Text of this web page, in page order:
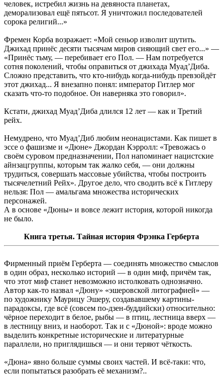
человек, истребил жизнь на девяноста планетах,
деморализовал ещё пятьсот. Я уничтожил последователей
сорока религий...»
Фремен Корба возражает: «Мой сеньор изволит шутить.
Джихад принёс десяти тысячам миров сияющий свет его...» —
«Принёс тьму, — перебивает его Пол. — Нам потребуется
сотня поколений, чтобы оправиться от джихада Муад’Диба.
Сложно представить, что кто-нибудь когда-нибудь превзойдёт
этот джихад... Я внезапно понял: император Гитлер мог
сказать что-то подобное. Он наверняка это говорил».
Кстати, джихад Муад’Диба длился 12 лет — как и Третий
рейх.
Немудрено, что Муад’Диб любим неонацистами. Как пишет в
эссе о фашизме и «Дюне» Джордан Кэрролл: «Тревожась о
своём суровом предназначении, Пол напоминает нацистские
айнзацгруппы, которым так жалко себя, — они должны
трудиться, совершать массовые убийства, чтобы построить
тысячелетний Рейх». Другое дело, что сводить всё к Гитлеру
нельзя: Пол — амальгама множества исторических
персонажей.
А в основе «Дюны» и вовсе лежит история, которой никогда
не было.
Книга третья. Тайная история Фрэнка Герберта
Фирменный приём Герберта — соединять множество смыслов
в один образ, несколько историй — в один миф, причём так,
что этот миф станет невозможно истолковать однозначно.
Автор как-то назвал «Дюну» «эшеровской литографией» —
по художнику Маурицу Эшеру, создававшему картины-
парадоксы, где всё (совсем по-дзен-буддийски) относительно:
чёрное переходит в белое, рыбы — в птиц, лестница вверх —
в лестницу вниз, и наоборот. Так и с «Дюной»: вроде можно
выделить конкретные исторические и литературные
параллели, но приглядишься — и они теряют чёткость.
«Дюна» явно больше суммы своих частей. И всё-таки: что,
если попытаться разобрать её механизм?..